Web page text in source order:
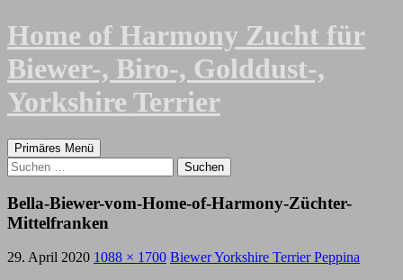
Zum
Inhalt
springen
Home of Harmony Zucht für
Biewer-, Biro-, Golddust-,
Yorkshire Terrier
Suchen
Primäres Menü
Suchen
nach:
Bella-Biewer-vom-Home-of-Harmony-Züchter-
Mittelfranken
29. April 2020 1088 × 1700 Biewer Yorkshire Terrier Peppina